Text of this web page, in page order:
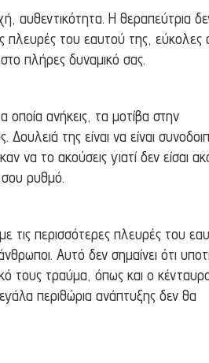
αυθεντικότητα. Η θεραπεύτρια
πλευρές του εαυτού της, εύκολες
πλήρες δυναμικό σας.
οποία ανήκεις, τα μοτίβα στην
της είναι να είναι
να το ακούσεις γιατί δεν είσαι
σου ρυθμό.
τις περισσότερες πλευρές του
Αυτό δεν σημαίνει ότι
τους τραύμα, όπως και ο
περιθώρια ανάπτυξης δεν θα